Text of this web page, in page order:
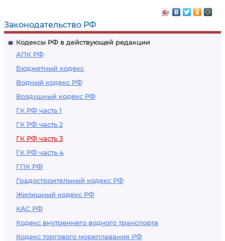
Законодательство РФ
Кодексы РФ в действующей редакции
АПК РФ
Бюджетный кодекс
Водный кодекс РФ
Воздушный кодекс РФ
ГК РФ часть 1
ГК РФ часть 2
ГК РФ часть 3
ГК РФ часть 4
ГПК РФ
Градостроительный кодекс РФ
Жилищный кодекс РФ
КАС РФ
Кодекс внутреннего водного транспорта
Кодекс торгового мореплавания РФ